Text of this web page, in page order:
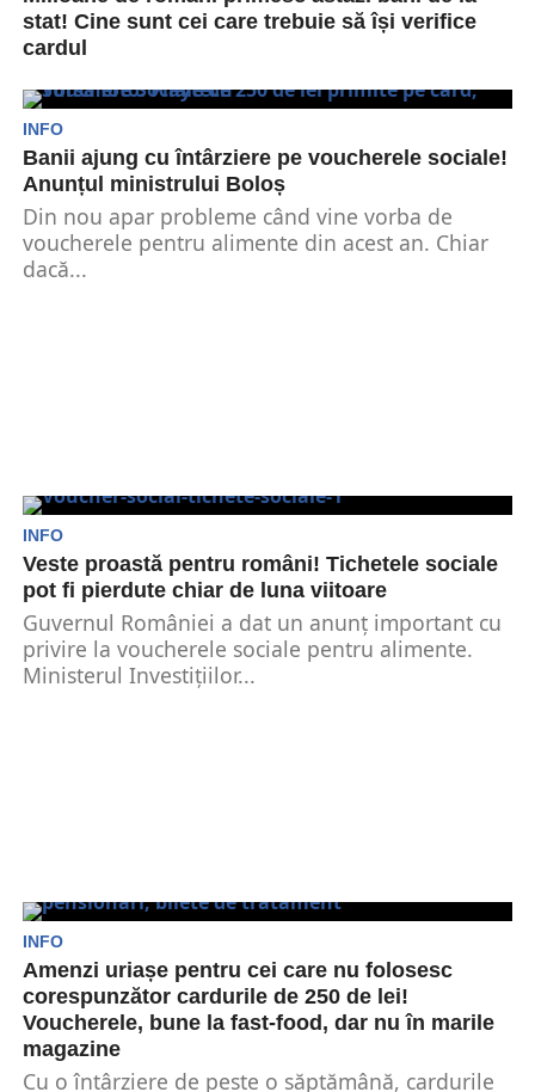
stat! Cine sunt cei care trebuie să își verifice
cardul
pentru România” vor primi încă 250 de lei
începând cu...
INFO
Banii ajung cu întârziere pe voucherele sociale!
Anunțul ministrului Boloș
Din nou apar probleme când vine vorba de
voucherele pentru alimente din acest an. Chiar
dacă...
INFO
Veste proastă pentru români! Tichetele sociale
pot fi pierdute chiar de luna viitoare
Guvernul României a dat un anunț important cu
privire la voucherele sociale pentru alimente.
Ministerul Investițiilor...
INFO
Amenzi uriașe pentru cei care nu folosesc
corespunzător cardurile de 250 de lei!
Voucherele, bune la fast-food, dar nu în marile
magazine
Cu o întârziere de peste o săptămână, cardurile